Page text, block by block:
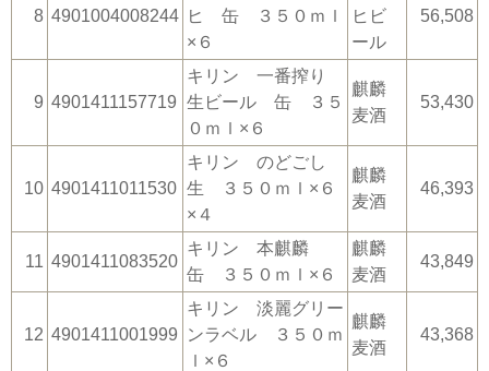
8 4901004008244 ヒ 缶 ３５０ｍｌ
×６
ヒビ
ール
56,508
9 4901411157719
キリン 一番搾り
生ビール 缶 ３５
０ｍｌ×６
麒麟
麦酒
53,430
10 4901411011530
キリン のどごし
生 ３５０ｍｌ×６
×４
麒麟
麦酒
46,393
11 4901411083520
キリン 本麒麟
缶 ３５０ｍｌ×６
麒麟
麦酒
43,849
12 4901411001999
キリン 淡麗グリー
ンラベル ３５０ｍ
ｌ×６
麒麟
麦酒
43,368